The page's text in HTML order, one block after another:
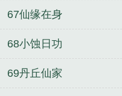
67仙缘在身
68小蚀日功
69丹丘仙家